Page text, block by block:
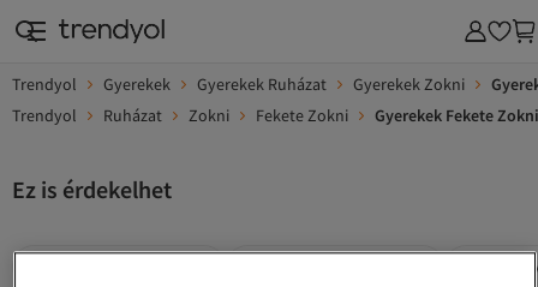
Trendyol Gyerekek Gyerekek Ruházat Gyerekek Zokni
Trendyol
Ruházat Zokni Fekete Zokni Gyerekek Fekete Zokni
Ez is érdekelhet
Fekete